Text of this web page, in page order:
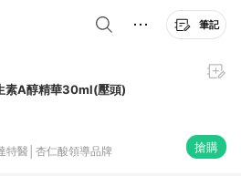
筆記
素A醇精華30ml(壓頭)
特醫│杏仁酸領導品牌 搶購